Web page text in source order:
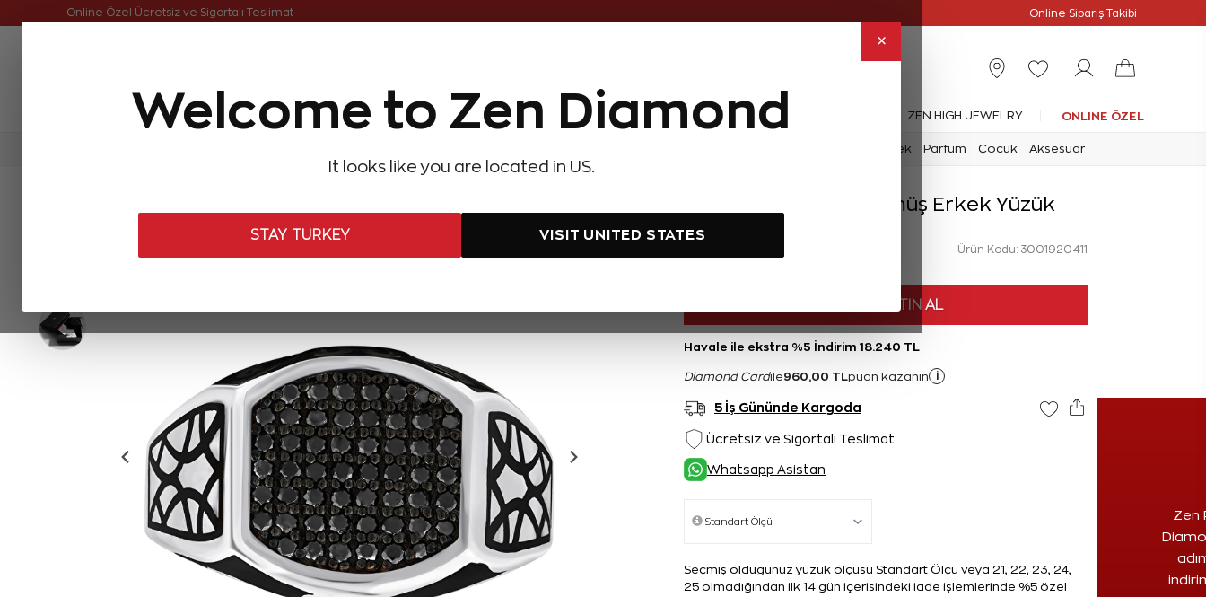
×
Welcome to Zen Diamond
It looks like you are located in US.
STAY TURKEY VISIT UNITED STATES
Online Özel Ücretsiz ve Sigortalı Teslimat Online Sipariş Takibi
Aynı Gün Kargo Çok Satanlar Hediye Önerileri Evlilik Teklifi Setler Özel Koleksiyonlar ZEN HIGH JEWELRY ONLINE ÖZEL
Erkek Parfüm Çocuk Aksesuar
Siyah Pırlanta Gümüş Erkek Yüzük
Ürün Kodu: 3001920411
19.200 TL
HEMEN SATIN AL
Havale ile ekstra %5 İndirim 18.240 TL
Diamond Cardile960,00 TL puan kazanın i
Zen
5 İş Gününde Kargoda
Ücretsiz ve Sigortalı Teslimat
Whatsapp Asistan
Seçmiş olduğunuz yüzük ölçüsü Standart Ölçü veya 21, 22, 23, 24,
25 olmadığından ilk 14 gün içerisindeki iade işlemlerinde %5 özel